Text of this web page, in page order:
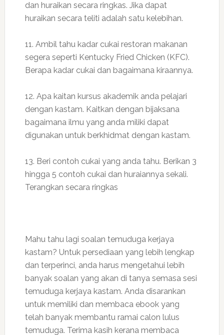
dan huraikan secara ringkas. Jika dapat
huraikan secara teliti adalah satu kelebihan.
11. Ambil tahu kadar cukai restoran makanan
segera seperti Kentucky Fried Chicken (KFC).
Berapa kadar cukai dan bagaimana kiraannya.
12. Apa kaitan kursus akademik anda pelajari
dengan kastam. Kaitkan dengan bijaksana
bagaimana ilmu yang anda miliki dapat
digunakan untuk berkhidmat dengan kastam.
13. Beri contoh cukai yang anda tahu. Berikan 3
hingga 5 contoh cukai dan huraiannya sekali.
Terangkan secara ringkas
Mahu tahu lagi soalan temuduga kerjaya
kastam? Untuk persediaan yang lebih lengkap
dan terperinci, anda harus mengetahui lebih
banyak soalan yang akan di tanya semasa sesi
temuduga kerjaya kastam. Anda disarankan
untuk memiliki dan membaca ebook yang
telah banyak membantu ramai calon lulus
temuduga. Terima kasih kerana membaca